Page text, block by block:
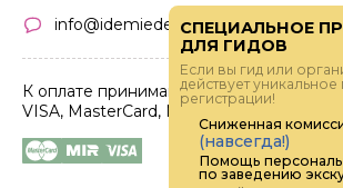
info@idemiedem.ru
К оплате принимаются карты
VISA, MasterCard, МИР
СПЕЦИАЛЬНОЕ
ДЛЯ ГИДОВ
Если вы гид или
действует
регистрации!
Сниженная
(навсегда!)
Помощь
по заведению